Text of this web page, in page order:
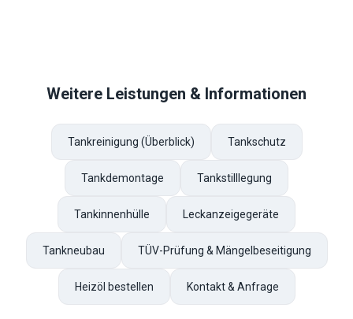
Weitere Leistungen & Informationen
Tankreinigung (Überblick) Tankschutz
Tankdemontage Tankstilllegung
Tankinnenhülle Leckanzeigegeräte
Tankneubau TÜV-Prüfung & Mängelbeseitigung
Heizöl bestellen Kontakt & Anfrage